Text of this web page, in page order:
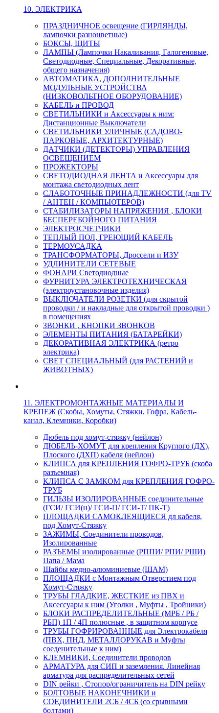
10. ЭЛЕКТРИКА
ПРАЗДНИЧНОЕ освещение (ГИРЛЯНДЫ,
лампочки разноцветные)
БОКСЫ, ЩИТЫ
ЛАМПЫ (Лампочки Накаливания, Галогеновые,
Светодиодные, Специальные, Декоративные,
общего назначения)
АВТОМАТИКА, ДОПОЛНИТЕЛЬНЫЕ
МОДУЛЬНЫЕ УСТРОЙСТВА
(НИЗКОВОЛЬТНОЕ ОБОРУДОВАНИЕ)
КАБЕЛЬ и ПРОВОД
СВЕТИЛЬНИКИ и Аксессуары к ним:
Дистанционные Выключатели
СВЕТИЛЬНИКИ УЛИЧНЫЕ (САДОВО-
ПАРКОВЫЕ, АРХИТЕКТУРНЫЕ)
ДАТЧИКИ (ДЕТЕКТОРЫ) УПРАВЛЕНИЯ
ОСВЕЩЕНИЕМ
ПРОЖЕКТОРЫ
СВЕТОДИОДНАЯ ЛЕНТА и Аксессуары для
монтажа светодиодных лент
СЛАБОТОЧНЫЕ ПРИНАДЛЕЖНОСТИ (для TV
/ АНТЕН / КОМПЬЮТЕРОВ)
СТАБИЛИЗАТОРЫ НАПРЯЖЕНИЯ , БЛОКИ
БЕСПЕРЕБОЙНОГО ПИТАНИЯ
ЭЛЕКТРОСЧЕТЧИКИ
ТЕПЛЫЙ ПОЛ, ГРЕЮЩИЙ КАБЕЛЬ
ТЕРМОУСАДКА
ТРАНСФОРМАТОРЫ, Дроссели и ИЗУ
УДЛИНИТЕЛИ СЕТЕВЫЕ
ФОНАРИ Светодиодные
ФУРНИТУРА ЭЛЕКТРОТЕХНИЧЕСКАЯ
(электроустановочные изделия)
ВЫКЛЮЧАТЕЛИ РОЗЕТКИ (для скрытой
проводки / и накладные для открытой проводки )
в помещениях
ЗВОНКИ , КНОПКИ ЗВОНКОВ
ЭЛЕМЕНТЫ ПИТАНИЯ (БАТАРЕЙКИ)
ДЕКОРАТИВНАЯ ЭЛЕКТРИКА (ретро
электрика)
СВЕТ СПЕЦИАЛЬНЫЙ (для РАСТЕНИЙ и
ЖИВОТНЫХ)
11. ЭЛЕКТРОМОНТАЖНЫЕ МАТЕРИАЛЫ И
КРЕПЕЖ (Скобы, Хомуты, Стяжки, Гофра, Кабель-
канал, Клемники, Коробки)
Дюбель под хомут-стяжку (нейлон)
ДЮБЕЛЬ-ХОМУТ для крепления Круглого (ДХ),
Плоского (ДХП) кабеля (нейлон)
КЛИПСА для КРЕПЛЕНИЯ ГОФРО-ТРУБ (скоба
разъемная)
КЛИПСА С ЗАМКОМ для КРЕПЛЕНИЯ ГОФРО-
ТРУБ
ГИЛЬЗЫ ИЗОЛИРОВАННЫЕ соединительные
(ГСИ/ ГСИ(н)/ ГСИ-П/ ГСИ-Т/ ПК-Т)
ПЛОЩАДКИ САМОКЛЕЯЩИЕСЯ дл кабеля,
под Хомут-Стяжку
ЗАЖИМЫ, Соединители проводов,
Изолированные
РАЗЪЕМЫ изолированные (РППИ/ РПИ/ РШИ)
Папа / Мама
Шайбы медно-алюминиевые (ШАМ)
ПЛОЩАДКИ с Монтажным Отверстием под
Хомут-Стяжку
ТРУБЫ ГЛАДКИЕ, ЖЕСТКИЕ из ПВХ и
Аксессуары к ним (Уголки , Муфты , Тройники)
БЛОКИ РАСПРЕДЕЛИТЕЛЬНЫЕ (МРБ / РБ /
РБП) 1П / 4П полюсные , в защитном корпусе
ТРУБЫ ГОФРИРОВАННЫЕ для Электрокабеля
(ПВХ, ПНД, МЕТАЛЛОРУКАВ и Муфты
соеденительные к ним)
КЛЕМНИКИ, Соединители проводов
АРМАТУРА для СИП и заземления. Линейная
арматура для распределительных сетей
DIN рейки , Стопор/ограничитель на DIN рейку
БОЛТОВЫЕ НАКОНЕЧНИКИ и
СОЕДИНИТЕЛИ 2СБ / 4СБ (со срывными
болтами)